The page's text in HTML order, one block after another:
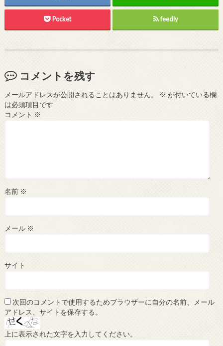
Pocket feedly
コメントを残す
メールアドレスが公開されることはありません。 ※ が付いている欄
は必須項目です
コメント ※
名前 ※
メール ※
サイト
次回のコメントで使用するためブラウザーに自分の名前、メール
アドレス、サイトを保存する。
上に表示された文字を入力してください。